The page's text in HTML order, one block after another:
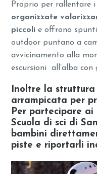
Proprio per rallentare
organizzate
piccoli e offrono
outdoor puntano a
avvicinamento alla
escursioni all’alba con
Inoltre la struttura
arrampicata per
Per partecipare ai
Scuola di sci di
bambini
piste e riportarli